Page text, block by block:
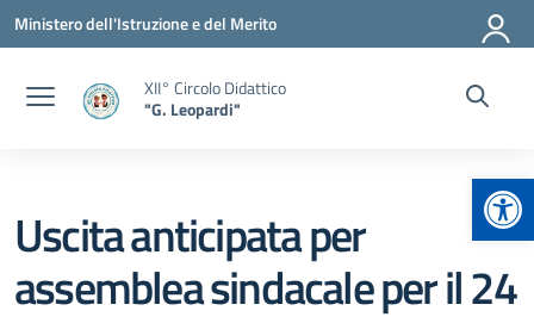
Vai ai contenuti
Vai al menu di navigazione
Vai al footer
Ministero dell'Istruzione e del Merito
XII° Circolo Didattico
"G. Leopardi"
Uscita anticipata per
assemblea sindacale per il 24